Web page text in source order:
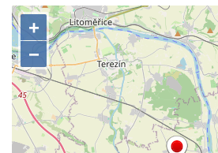
Podluží
Kříž u domu čp. 155 v Chřibské
Údajný kříž u domu čp. 283 ve Chřibské
Kříž jižně od Bukolu
Kříž na návsi v Bukolu
Centrální kříž hřbitova v Hrobčicích